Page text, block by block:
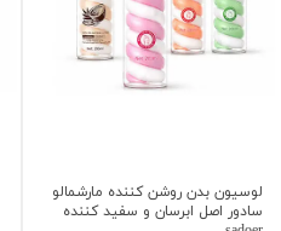
لوسیون بدن روشن کننده مارشمالو
سادور اصل ابرسان و سفید کننده